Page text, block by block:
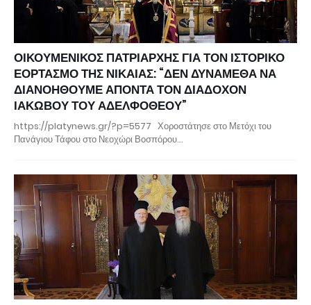
ΟΙΚΟΥΜΕΝΙΚΟΣ ΠΑΤΡΙΑΡΧΗΣ ΓΙΑ ΤΟΝ ΙΣΤΟΡΙΚΟ
ΕΟΡΤΑΣΜΟ ΤΗΣ ΝΙΚΑΙΑΣ: “ΔΕΝ ΔΥΝΑΜΕΘΑ ΝΑ
ΔΙΑΝΟΗΘΟΥΜΕ ΑΠΟΝΤΑ ΤΟΝ ΔΙΑΔΟΧΟΝ
ΙΑΚΩΒΟΥ ΤΟΥ ΑΔΕΛΦΟΘΕΟΥ”
https://platynews.gr/?p=5577 Χοροστάτησε στο Μετόχι του
Πανάγιου Τάφου στο Νεοχώρι Βοσπόρου…